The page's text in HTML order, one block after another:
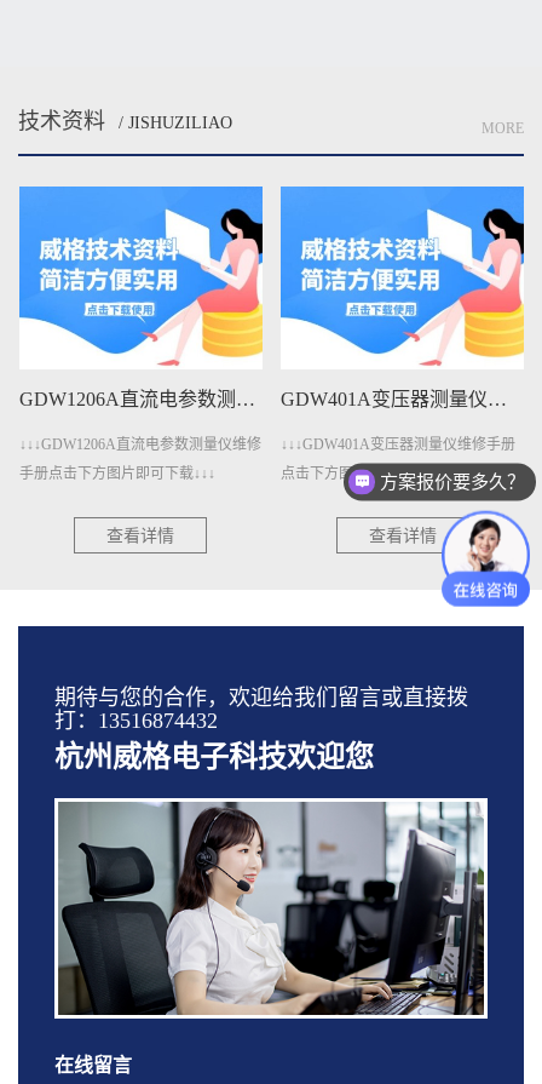
技术资料 / JISHUZILIAO MORE
GDW1206A直流电参数测量仪维修手册下载
↓↓↓GDW1206A直流电参数测量仪维修
手册点击下方图片即可下载↓↓↓
查看详情
GDW401A变压器测量仪维修手册下载
↓↓↓GDW401A变压器测量仪维修手册
点击下方图片即可下载↓↓↓
查看详情
期待与您的合作，欢迎给我们留言或直接拨
打：13516874432
杭州威格电子科技欢迎您
在线留言
方案报价要多久？